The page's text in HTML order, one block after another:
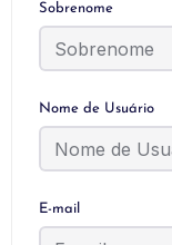
Sobrenome
Nome de Usuário
E-mail